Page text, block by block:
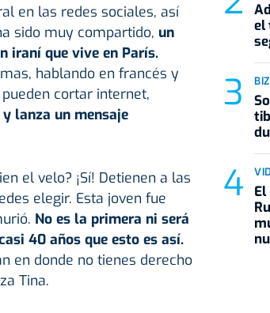
en las redes sociales, así
sido muy compartido, un
iraní que vive en París.
hablando en francés y
cortar internet,
lanza un mensaje
el velo? ¡Sí! Detienen a las
elegir. Esta joven fue
No es la primera ni será
40 años que esto es así.
en donde no tienes derecho
Tina.
el